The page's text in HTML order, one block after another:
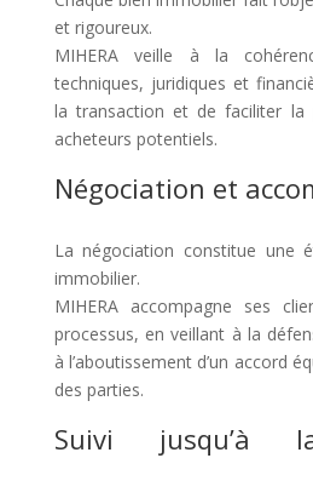
et rigoureux.
MIHERA veille à la
techniques, juridiques et
la transaction et de faciliter la
acheteurs potentiels.
Négociation et
La négociation constitue une
immobilier.
MIHERA accompagne ses
processus, en veillant à la
à l’aboutissement d’un accord
des parties.
Suivi jusqu’à